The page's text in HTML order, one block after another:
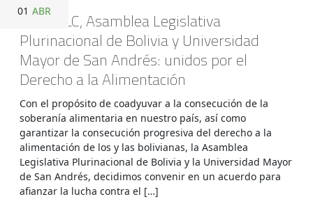
01 ABR
ODA-ALC, Asamblea Legislativa
Plurinacional de Bolivia y Universidad
Mayor de San Andrés: unidos por el
Derecho a la Alimentación
Con el propósito de coadyuvar a la consecución de la
soberanía alimentaria en nuestro país, así como
garantizar la consecución progresiva del derecho a la
alimentación de los y las bolivianas, la Asamblea
Legislativa Plurinacional de Bolivia y la Universidad Mayor
de San Andrés, decidimos convenir en un acuerdo para
afianzar la lucha contra el […]